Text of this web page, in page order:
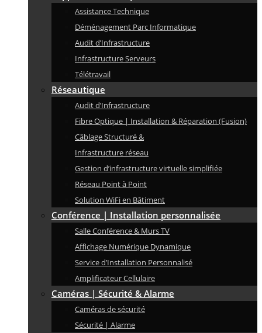
Assistance Technique
Déménagement Parc Informatique
Audit d’Infrastructure
Infrastructure Serveurs
Télétravail
Réseautique
Audit d’Infrastructure
Fibre Optique | Installation & Réparation (Fusion)
Câblage Structuré &
Infrastructure réseau
Gestion d’infrastructure virtuelle simplifiée
Réseau Point à Point
Solution WiFi en Bâtiment
Conférence | Installation personnalisée
Salle Conférence & Murs TV
Affichage Numérique Dynamique
Service d’Installation Personnalisé
Amplificateur Cellulaire
Caméras | Sécurité & Alarme
Caméras de sécurité
Sécurité | Alarme